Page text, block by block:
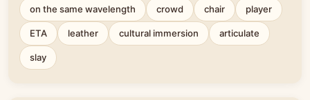
on the same wavelength crowd chair player
ETA leather cultural immersion articulate
slay